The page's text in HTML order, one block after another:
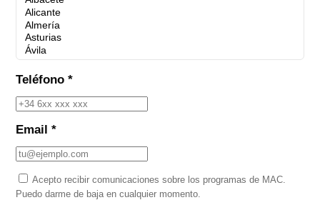
Teléfono *
Email *
Acepto recibir comunicaciones sobre los programas de MAC.
Puedo darme de baja en cualquier momento.